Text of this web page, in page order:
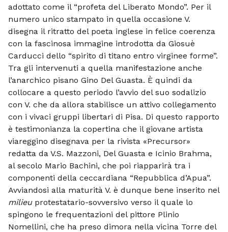
adottato come il “profeta del Liberato Mondo”. Per il
numero unico stampato in quella occasione V.
disegna il ritratto del poeta inglese in felice coerenza
con la fascinosa immagine introdotta da Giosuè
Carducci dello “spirito di titano entro virginee forme”.
Tra gli intervenuti a quella manifestazione anche
l’anarchico pisano Gino Del Guasta. È quindi da
collocare a questo periodo l’avvio del suo sodalizio
con V. che da allora stabilisce un attivo collegamento
con i vivaci gruppi libertari di Pisa. Di questo rapporto
è testimonianza la copertina che il giovane artista
viareggino disegnava per la rivista «Precursor»
redatta da V.S. Mazzoni, Del Guasta e Icinio Brahma,
al secolo Mario Bachini, che poi riapparirà tra i
componenti della ceccardiana “Repubblica d’Apua”.
Avviandosi alla maturità V. è dunque bene inserito nel
milieuprotestatario-sovversivo verso il quale lo
spingono le frequentazioni del pittore Plinio
Nomellini, che ha preso dimora nella vicina Torre del